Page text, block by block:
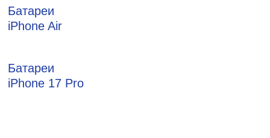
Батареи
iPhone Air
Батареи
iPhone 17 Pro